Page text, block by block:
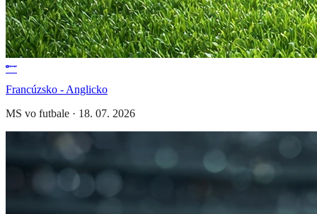
Francúzsko - Anglicko
MS vo futbale · 18. 07. 2026